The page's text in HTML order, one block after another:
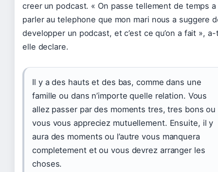
creer un podcast. « On passe tellement de temps a
parler au telephone que mon mari nous a suggere
developper un podcast, et c’est ce qu’on a fait »,
elle declare.
Il y a des hauts et des bas, comme dans une
famille ou dans n’importe quelle relation. Vous
allez passer par des moments tres, tres bons ou
vous vous appreciez mutuellement. Ensuite, il y
aura des moments ou l’autre vous manquera
completement et ou vous devrez arranger les
choses.